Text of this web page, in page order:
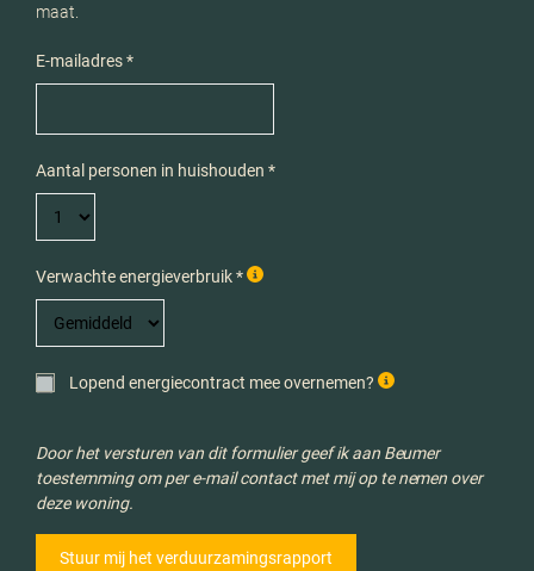
maat.
E-mailadres *
Aantal personen in huishouden *
Verwachte energieverbruik *
Lopend energiecontract mee overnemen?
Door het versturen van dit formulier geef ik aan Beumer
toestemming om per e-mail contact met mij op te nemen over
deze woning.